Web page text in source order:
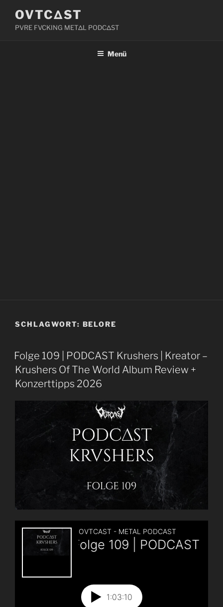
Inhalt
springen
OVTCΔST
PVRE FVCKING METΔL PODCΔST
Menü
SCHLAGWORT: BELORE
Folge 109 | PODCAST Krushers | Kreator –
Krushers Of The World Album Review +
Konzerttipps 2026